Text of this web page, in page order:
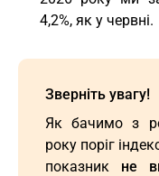
4,2%, як у червні.
Зверніть увагу!
Як бачимо з
року поріг
показник не